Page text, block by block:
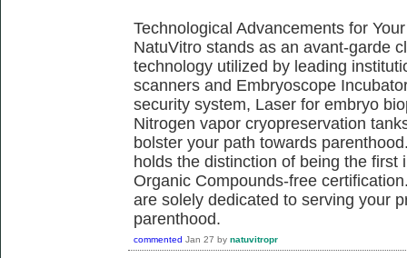
Technological Advancements for
NatuVitro stands as an avant-garde
technology utilized by leading
scanners and Embryoscope
security system, Laser for embryo
Nitrogen vapor cryopreservation
bolster your path towards
holds the distinction of being the
Organic Compounds-free
are solely dedicated to serving your
parenthood.
commented Jan 27 by natuvitropr